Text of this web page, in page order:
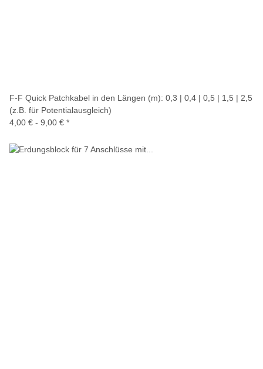
F-F Quick Patchkabel in den Längen (m): 0,3 | 0,4 | 0,5 | 1,5 | 2,5
(z.B. für Potentialausgleich)
4,00 € - 9,00 € *